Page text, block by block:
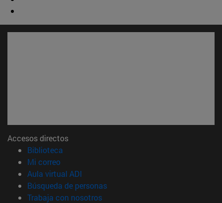
Accesos directos
Biblioteca
Mi correo(abre en nueva ventana)
Aula virtual ADI
Búsqueda de personas(abre en nueva ventana)
Trabaja con nosotros(abre en nueva ventana)